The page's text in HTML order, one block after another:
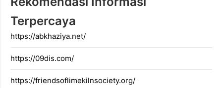
Terpercaya
https://abkhaziya.net/
https://09dis.com/
https://friendsoflimekilnsociety.org/